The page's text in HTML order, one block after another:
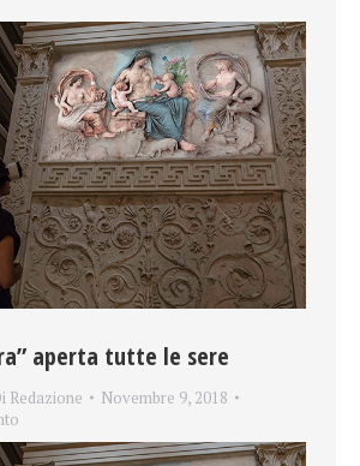
aperta tutte le sere
Redazione
Novembre 9, 2018